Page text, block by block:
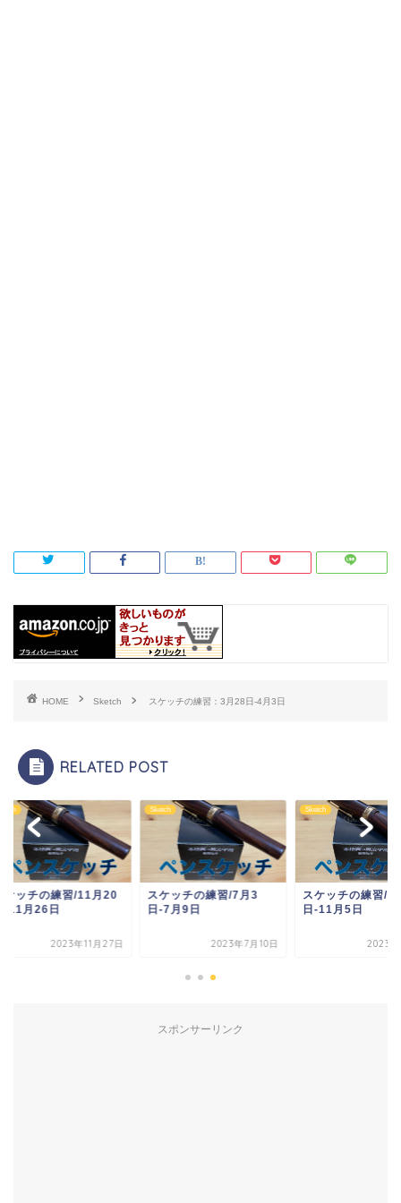
HOME Sketch スケッチの練習：3月28日-4月3日
RELATED POST
ッチの練習/11月20
月26日
2023年11月27日
Sketch
スケッチの練習/7月3
日-7月9日
2023年7月10日
Sketch
スケッチの練習/10
日-11月5日
2023年11
スポンサーリンク